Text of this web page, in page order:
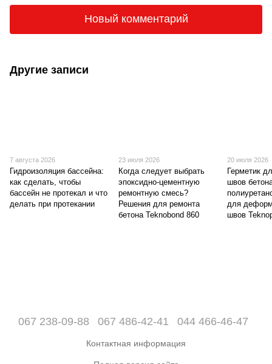
Новый комментарий
Другие записи
7 августа 2026
Гидроизоляция бассейна:
как сделать, чтобы
бассейн не протекал и что
делать при протекании
23 июля 2026
Когда следует выбрать
эпоксидно-цементную
ремонтную смесь?
Решения для ремонта
бетона Teknobond 860
20 июля 2026
Герметик
швов
для
швов
067 238-09-88 067 486-42-41 044 466-46-47
Контактная информация